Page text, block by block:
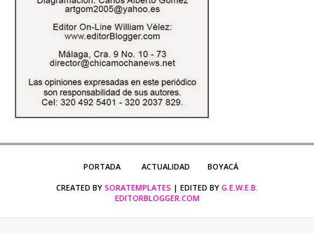
PORTADA ACTUALIDAD
BOYACÁ
CREATED BY SORATEMPLATES | EDITED BY G.E.W.E.B.
EDITORBLOGGER.COM